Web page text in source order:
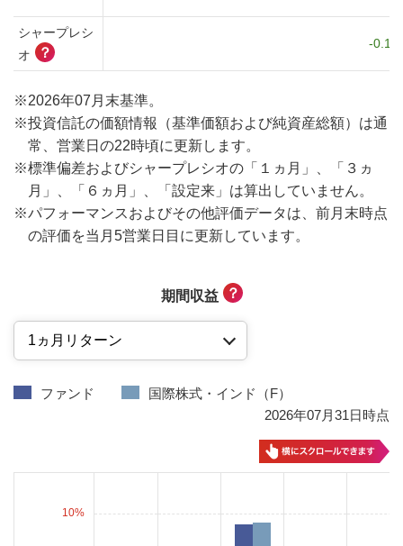
シャープレシ
オ
？
-0.12
※2026年07月末基準。
※投資信託の価額情報（基準価額および純資産総額）は通
常、営業日の22時頃に更新します。
※標準偏差およびシャープレシオの「１ヵ月」、「３ヵ
月」、「６ヵ月」、「設定来」は算出していません。
※パフォーマンスおよびその他評価データは、前月末時点
の評価を当月5営業日目に更新しています。
期間収益 ？
ファンド
国際株式・インド（F）
2026年07月31日時点
10%